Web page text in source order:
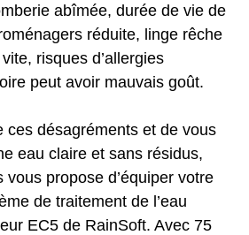
abîmée, durée de vie de
réduite, linge rêche
risques d’allergies
peut avoir mauvais goût.
ces désagréments et de vous
eau claire et sans résidus,
propose d’équiper votre
de traitement de l’eau
EC5 de RainSoft. Avec 75